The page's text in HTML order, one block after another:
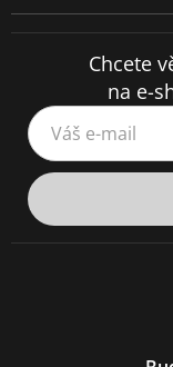
Chcete
na e-
Váš e-mail